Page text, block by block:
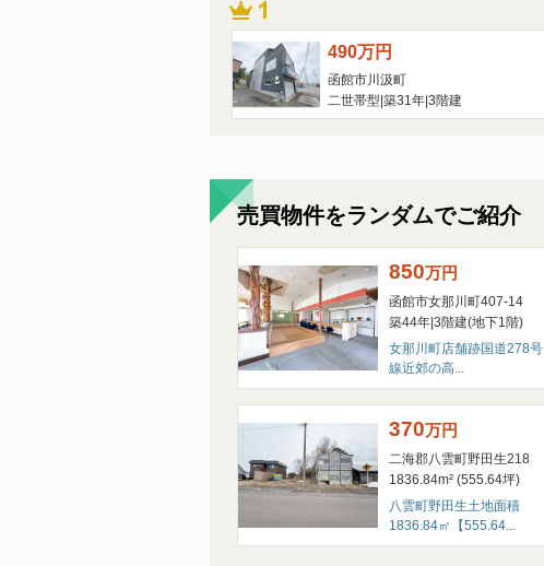
490万円
函館市川汲町
二世帯型 築31年 3階建
売買物件をランダムでご紹介
850万円
函館市女那川町407-14
築44年 3階建(地下1階)
女那川町店舗跡国道278号
線近郊の高...
370万円
二海郡八雲町野田生218
1836.84m² (555.64坪)
八雲町野田生土地面積
1836.84㎡【555.64...